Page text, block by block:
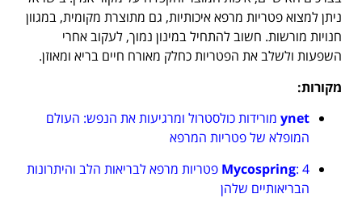
ניתן למצוא פטריות מרפא איכותיות, גם מתוצרת מקומית, במגוון
חנויות מורשות. חשוב להתחיל במינון נמוך, לעקוב אחרי
השפעות ולשלב את הפטריות כחלק מאורח חיים בריא ומאוזן.
מקורות:
ynet מורידות כולסטרול ומרגיעות את הנפש: העולם
המופלא של פטריות המרפא
Mycospring : 4 פטריות מרפא לבריאות הלב והיתרונות
הבריאותיים שלהן